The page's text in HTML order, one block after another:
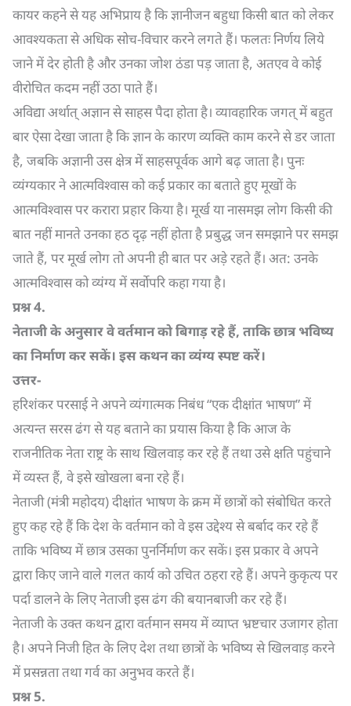
कायर कहने से यह अभिप्राय है कि ज्ञानीजन बहुधा किसी बात को लेकर
आवश्यकता से अधिक सोच-विचार करने लगते हैं। फलतः निर्णय लिये
जाने में देर होती है और उनका जोश ठंडा पड़ जाता है, अतएव वे कोई
वीरोचित कदम नहीं उठा पाते हैं।
अविद्या अर्थात् अज्ञान से साहस पैदा होता है। व्यावहारिक जगत् में बहुत
बार ऐसा देखा जाता है कि ज्ञान के कारण व्यक्ति काम करने से डर जाता
है, जबकि अज्ञानी उस क्षेत्र में साहसपूर्वक आगे बढ़ जाता है। पुनः
व्यंग्यकार ने आत्मविश्वास को कई प्रकार का बताते हुए मूखों के
आत्मविश्वास पर करारा प्रहार किया है। मूर्ख या नासमझ लोग किसी की
बात नहीं मानते उनका हठ दृढ़ नहीं होता है प्रबुद्ध जन समझाने पर समझ
जाते हैं, पर मूर्ख लोग तो अपनी ही बात पर अड़े रहते हैं। अत: उनके
आत्मविश्वास को व्यंग्य में सर्वोपरि कहा गया है।
प्रश्न4.
नेताजी के अनुसार वे वर्तमान को बिगाड़ रहे हैं, ताकि छात्र भविष्य
का निर्माण कर सकें। इस कथन का व्यंग्य स्पष्ट करें।
उत्तर-
हरिशंकर परसाई ने अपने व्यंगात्मक निबंध “एक दीक्षांत भाषण” में
अत्यन्त सरस ढंग से यह बताने का प्रयास किया है कि आज के
राजनीतिक नेता राष्ट्र के साथ खिलवाड़ कर रहे हैं तथा उसे क्षति पहुंचाने
में व्यस्त हैं, वे इसे खोखला बना रहे हैं।
नेताजी (मंत्री महोदय) दीक्षांत भाषण के क्रम में छात्रों को संबोधित करते
हुए कह रहे हैं कि देश के वर्तमान को वे इस उद्देश्य से बर्बाद कर रहे हैं
ताकि भविष्य में छात्र उसका पुनर्निर्माण कर सकें। इस प्रकार वे अपने
द्वारा किए जाने वाले गलत कार्य को उचित ठहरा रहे हैं। अपने कुकृत्य पर
पर्दा डालने के लिए नेताजी इस ढंग की बयानबाजी कर रहे हैं।
नेताजी के उक्त कथन द्वारा वर्तमान समय में व्याप्त भ्रष्टचार उजागर होता
है। अपने निजी हित के लिए देश तथा छात्रों के भविष्य से खिलवाड़ करने
में प्रसन्नता तथा गर्व का अनुभव करते हैं।
प्रश्न5.